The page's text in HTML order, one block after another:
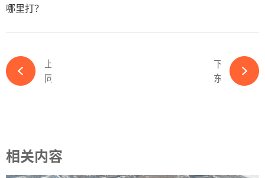
哪里打？
下一篇
东边不亮西边亮！美国再对东南亚光伏加关税，中东北非或为新投资“洼地”-必赢体育官网网站
相关内容